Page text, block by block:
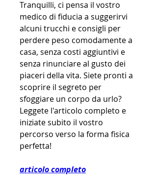
Tranquilli, ci pensa il vostro
medico di fiducia a suggerirvi
alcuni trucchi e consigli per
perdere peso comodamente a
casa, senza costi aggiuntivi e
senza rinunciare al gusto dei
piaceri della vita. Siete pronti a
scoprire il segreto per
sfoggiare un corpo da urlo?
Leggete l'articolo completo e
iniziate subito il vostro
percorso verso la forma fisica
perfetta!
articolo completo